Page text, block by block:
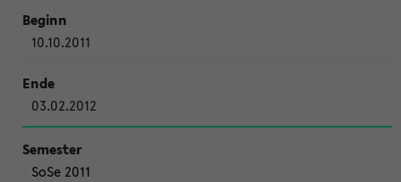
10.10.2011
03.02.2012
SoSe 2011